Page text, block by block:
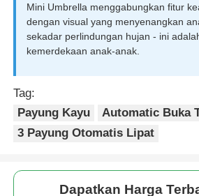
Mini Umbrella menggabungkan fitur
dengan visual yang menyenangkan
sekadar perlindungan hujan - ini
kemerdekaan anak-anak.
Tag:
Payung Kayu
Automatic Buka
3 Payung Otomatis Lipat
Dapatkan Harga